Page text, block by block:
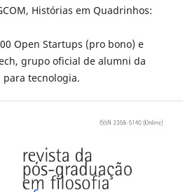
Histórias em Quadrinhos:
Open Startups (pro bono) e
grupo oficial de alumni da
tecnologia.